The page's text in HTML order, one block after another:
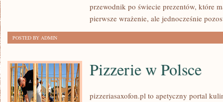
przewodnik po świecie prezentów, które
pierwsze wrażenie, ale jednocześnie
POSTED BY ADMIN
Pizzerie w Polsce
pizzeriasaxofon.pl to apetyczny portal